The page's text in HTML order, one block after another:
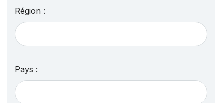
Région :
Pays :